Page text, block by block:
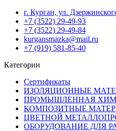
г. Курган, ул.
+7 (3522) 29-49-93
+7 (3522) 29-49-84
kurgansmazka@mail.ru
+7 (919) 581-85-40
Категории
Сертификаты
ИЗОЛЯЦИОННЫЕ
ПРОМЫШЛЕННАЯ
КОМПОЗИТНЫЕ
ЦВЕТНОЙ
ОБОРУДОВАНИЕ ДЛЯ